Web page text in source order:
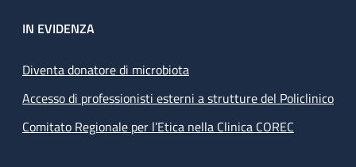
IN EVIDENZA
Diventa donatore di microbiota
Accesso di professionisti esterni a strutture del Policlinico
Comitato Regionale per l’Etica nella Clinica COREC